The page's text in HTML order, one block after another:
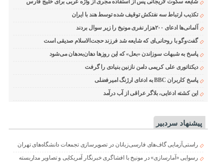
شایعه سکوت لاریجانی پس از استفاده مجری از واژه عربی برای خلیج فارس
تکذیب ارتباط سه نفتکش توقیف شده توسط هند با ایران
آلمانی‌ها ادعای ۲۰۰هزار نفری مونیخ را زیر سوال بردند
گفت‌وگو با روحانی‌ای که شایعه شد فرزند حجت‌الاسلام صدیقی است
پاسخ به شبهات سوزاندن «بعل» که این روزها دهان‌به‌دهان می‌شود
دیکتاتوری علی کریمی دامن نازنین بنیادی را گرفت
پاسخ کاربران BBC به ادعای ارژنگ امیرفضلی
این کشته ادعایی، بلاگر عراقی از آب درآمد
پیشنهاد سردبیر
راستی‌آزمایی گاف‌های فارسی‌زبانان در تصویرسازی تجمعات دانشگاه‌های تهران
رسوایی «آمارسازی» در مونیخ با افشاگری خبرنگار آمریکایی و تصاویر مداربسته